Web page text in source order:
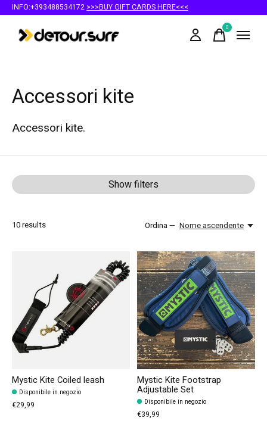
INFO:+393488534172 >>>BUY GIFT CARDS HERE<<<
0items
Accessori kite
Accessori kite.
Show filters
10results Ordina — Nome ascendente
Mystic Kite Coiled leash
Disponibile in negozio
€29,99
Mystic Kite Footstrap
Adjustable Set
Disponibile in negozio
€39,99